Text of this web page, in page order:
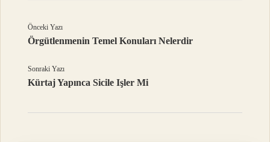
Önceki Yazı
Örgütlenmenin Temel Konuları Nelerdir
Sonraki Yazı
Kürtaj Yapınca Sicile Işler Mi